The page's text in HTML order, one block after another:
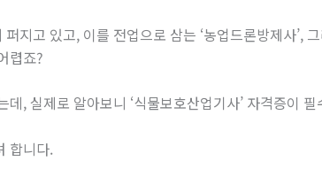
지고 있고, 이를 전업으로 삼는 ‘농업드론방제사’,
렵죠?
, 실제로 알아보니 ‘식물보호산업기사’ 자격증이
합니다.